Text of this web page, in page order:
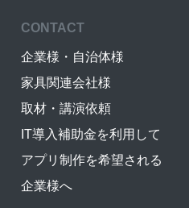
CONTACT
企業様・自治体様
家具関連会社様
取材・講演依頼
IT導入補助金を利用して
アプリ制作を希望される
企業様へ